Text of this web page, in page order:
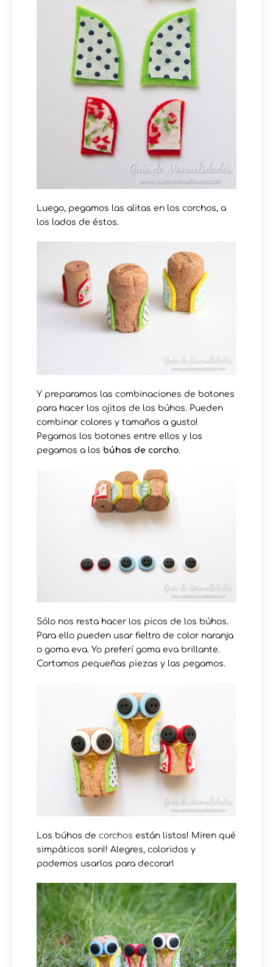
Luego, pegamos las alitas en los corchos, a
los lados de éstos.
Y preparamos las combinaciones de botones
para hacer los ojitos de los búhos. Pueden
combinar colores y tamaños a gusto!
Pegamos los botones entre ellos y los
pegamos a los búhos de corcho.
Sólo nos resta hacer los picos de los búhos.
Para ello pueden usar fieltro de color naranja
o goma eva. Yo preferí goma eva brillante.
Cortamos pequeñas piezas y las pegamos.
Los búhos de corchos están listos! Miren qué
simpáticos son!! Alegres, coloridos y
podemos usarlos para decorar!